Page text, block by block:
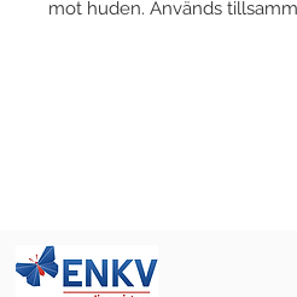
mot huden. Används